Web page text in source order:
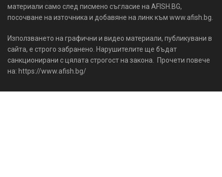
материали само след писмено съгласие на AFISH.BG,
посочване на източника и добавяне на линк към www.afish.bg.
Използването на графични и видео материали, публикувани в
сайта, е строго забранено. Нарушителите ще бъдат
санкционирани с цялата строгост на закона. Прочети повече
на: https://www.afish.bg/